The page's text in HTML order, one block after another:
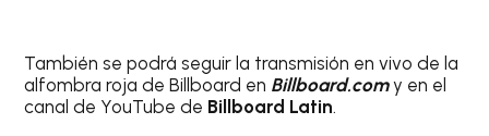
También se podrá seguir la transmisión en vivo de la
alfombra roja de Billboard en Billboard.comy en el
canal de YouTube de Billboard Latin.